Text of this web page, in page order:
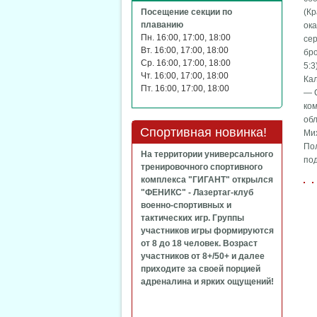
—
Посещение секции по
плаванию
Пн. 16:00, 17:00, 18:00
Вт. 16:00, 17:00, 18:00
Ср. 16:00, 17:00, 18:00
Чт. 16:00, 17:00, 18:00
Пт. 16:00, 17:00, 18:00
Спортивная новинка!
На территории универсального
тренировочного спортивного
комплекса "ГИГАНТ" открылся
"ФЕНИКС" - Лазертаг-клуб
военно-спортивных и
тактических игр. Группы
участников игры формируются
от 8 до 18 человек. Возраст
участников от 8+/50+ и далее
приходите за своей порцией
адреналина и ярких ощущений!